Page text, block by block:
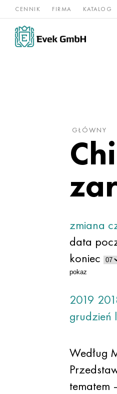
CENNIK FIRMA KATALOG
Stopy
niklu
GŁÓWNY
zmiana
data
koniec
pokaz
2019
grudzień
Według
tematem